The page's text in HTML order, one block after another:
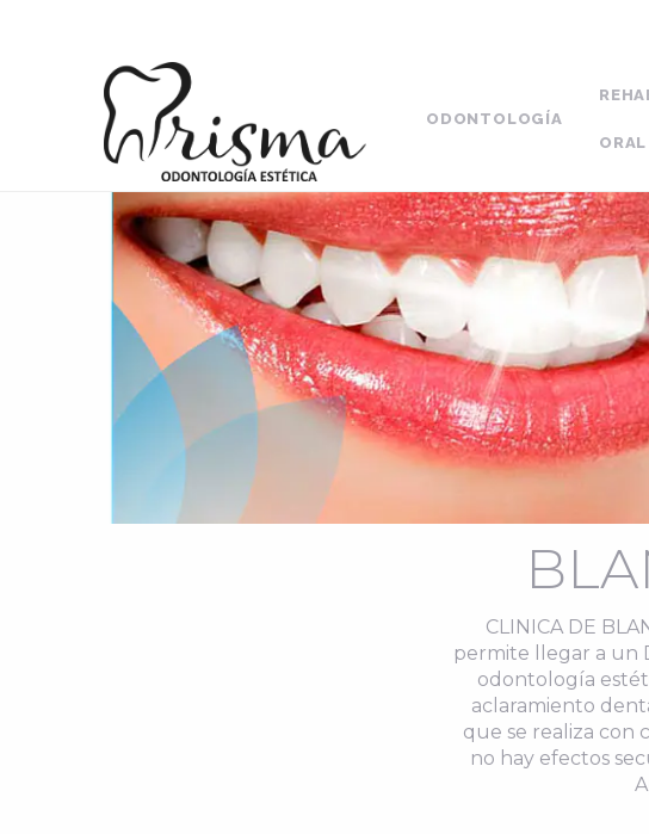
ODONTOLOGÍA
ORAL
CLINICA DE
permite llegar a un
odontología
aclaramiento
que se realiza con
no hay efectos